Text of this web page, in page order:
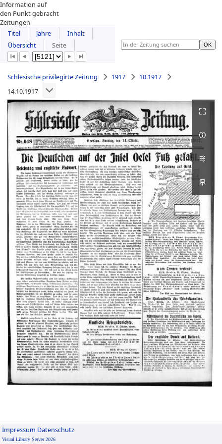
Information auf
den Punkt gebracht
Zeitungen
Titel
Jahre
Inhalt
Übersicht
Seite
Schlesische privilegirte Zeitung 1917
10.1917
14.10.1917
Impressum Datenschutz
Visual Library Server 2026